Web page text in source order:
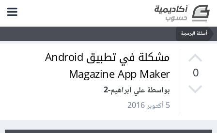
أسئلة البرمجة
0
مشكلة في تطبيق Android
Magazine App Maker
بواسطة علي ابراهيم-2
5 أكتوبر 2016